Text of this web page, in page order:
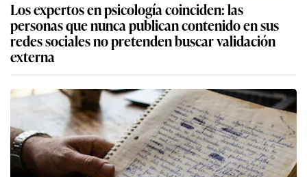
Los expertos en psicología coinciden: las
personas que nunca publican contenido en sus
redes sociales no pretenden buscar validación
externa